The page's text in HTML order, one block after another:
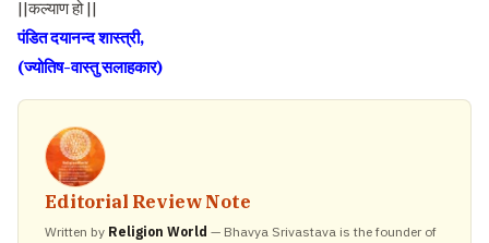
||कल्याण हो ||
पंडित दयानन्द शास्त्री,
(ज्योतिष-वास्तु सलाहकार)
Editorial Review Note
Written by Religion World — Bhavya Srivastava is the founder of